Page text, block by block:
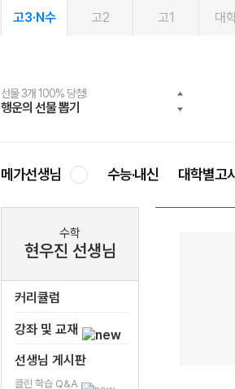
고3·N수 고2 고1 대
선물 3개 100% 당첨!
행운의 선물 뽑기
선물 100% 증정!
메가스터디 X 올리브
여름방학 스터디 캐시백
메가런 썸머스쿨
2027 러셀 단과
강사 공개선발
스마트러닝앱
설문 EVENT
메가패스
3일 무료 체험권
메가패스 수강생 무료혜택!
메가클럽 멤버십
사회공헌 캠페인
희망이룸 메가나눔
메가선생님 수능·내신 대학별고
수학
현우진 선생님
커리큘럼
강좌 및 교재
선생님 게시판
클린 학습 Q&A